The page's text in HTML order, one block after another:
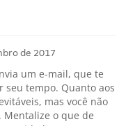
de 2017
um e-mail, que te
seu tempo. Quanto aos
mas você não
Mentalize o que de